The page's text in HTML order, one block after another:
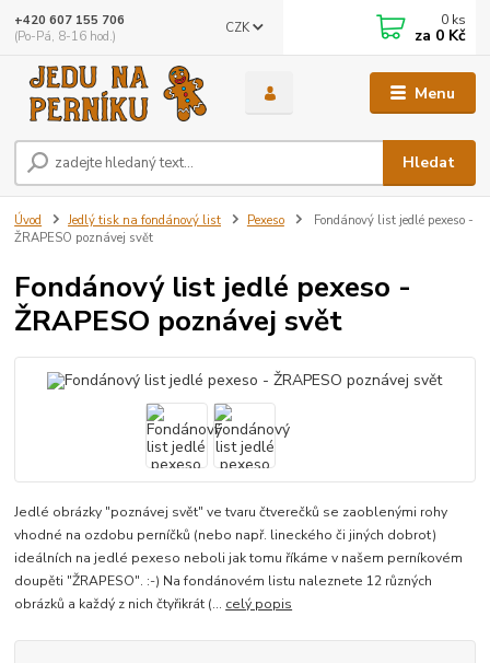
Menu
CZK
Hledat
+420 607 155 706
(Po-Pá, 8-16 hod.)
0 ks
za 0 Kč
Úvod Jedlý tisk na fondánový list Pexeso
Fondánový list jedlé pexeso -
ŽRAPESO poznávej svět
Fondánový list jedlé pexeso -
ŽRAPESO poznávej svět
Jedlé obrázky "poznávej svět" ve tvaru čtverečků se zaoblenými rohy
vhodné na ozdobu perníčků (nebo např. lineckého či jiných dobrot)
ideálních na jedlé pexeso neboli jak tomu říkáme v našem perníkovém
doupěti "ŽRAPESO". :-) Na fondánovém listu naleznete 12 různých
obrázků a každý z nich čtyřikrát (... celý popis